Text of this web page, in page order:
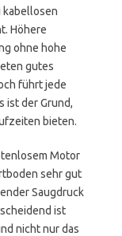
kabellosen
Höhere
ohne hohe
gutes
führt jede
ist der Grund,
bieten.
Motor
sehr gut
Saugdruck
ist
nicht nur das